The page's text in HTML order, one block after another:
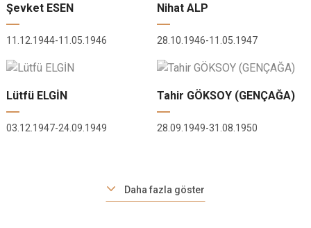
Şevket ESEN
11.12.1944-11.05.1946
Nihat ALP
28.10.1946-11.05.1947
Lütfü ELGİN
03.12.1947-24.09.1949
Tahir GÖKSOY (GENÇAĞA)
28.09.1949-31.08.1950
Daha fazla göster